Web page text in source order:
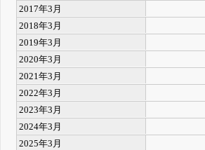
2017年3月
2018年3月
2019年3月
2020年3月
2021年3月
2022年3月
2023年3月
2024年3月
2025年3月